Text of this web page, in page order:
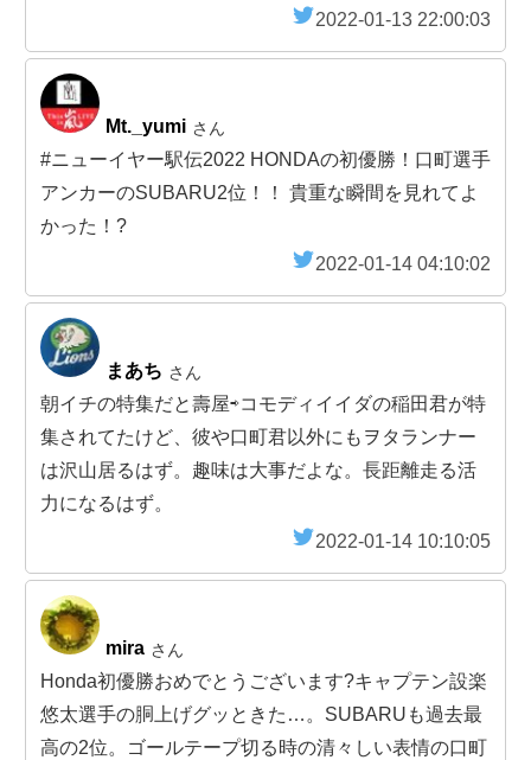
2022-01-13 22:00:03
Mt._yumi さん
#ニューイヤー駅伝2022 HONDAの初優勝！口町選手
アンカーのSUBARU2位！！ 貴重な瞬間を見れてよ
かった！?
2022-01-14 04:10:02
まあち さん
朝イチの特集だと壽屋⇨コモディイイダの稲田君が特
集されてたけど、彼や口町君以外にもヲタランナー
は沢山居るはず。趣味は大事だよな。長距離走る活
力になるはず。
2022-01-14 10:10:05
mira さん
Honda初優勝おめでとうございます?キャプテン設楽
悠太選手の胴上げグッときた…。SUBARUも過去最
高の2位。ゴールテープ切る時の清々しい表情の口町